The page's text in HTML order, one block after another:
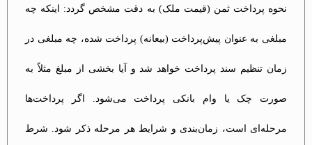
نحوه پرداخت ثمن (قیمت ملک) به دقت مشخص گردد: اینکه چه
مبلغی به عنوان پیش‌پرداخت (بیعانه) پرداخت شده، چه مبلغی در
زمان تنظیم سند پرداخت خواهد شد و آیا بخشی از مبلغ مثلاً به
صورت چک یا وام بانکی پرداخت می‌شود. اگر پرداخت‌ها
مرحله‌ای است، زمان‌بندی و شرایط هر مرحله ذکر شود. شرط